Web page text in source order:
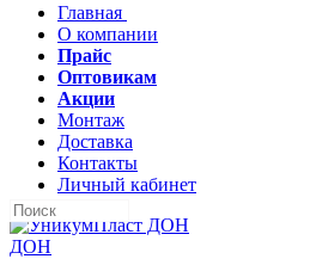
Главная
О компании
Прайс
Оптовикам
Акции
Монтаж
Доставка
Контакты
Личный кабинет
ДОН